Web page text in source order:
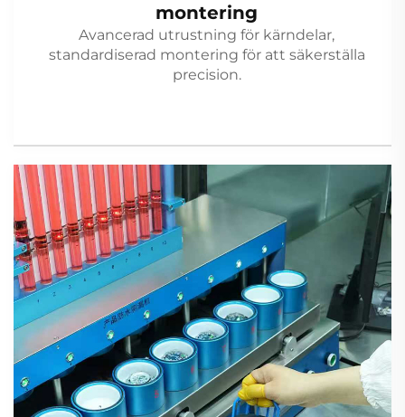
montering
Avancerad utrustning för kärndelar,
standardiserad montering för att säkerställa
precision.